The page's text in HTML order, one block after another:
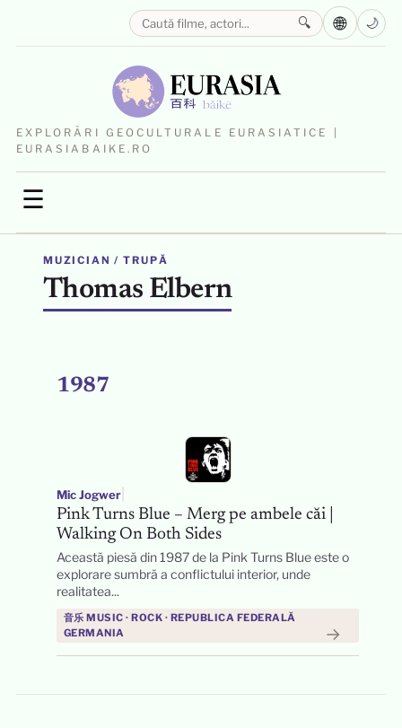
EXPLORĂRI GEOCULTURALE EURASIATICE |
EURASIABAIKE.RO
☰
🔍 🌐 🌙
MUZICIAN / TRUPĂ
Thomas Elbern
1987
Mic Jogwer|
Pink Turns Blue – Merg pe ambele căi |
Walking On Both Sides
Această piesă din 1987 de la Pink Turns Blue este o
explorare sumbră a conflictului interior, unde
realitatea...
音乐 MUSIC · ROCK · REPUBLICA FEDERALĂ
GERMANIA
→